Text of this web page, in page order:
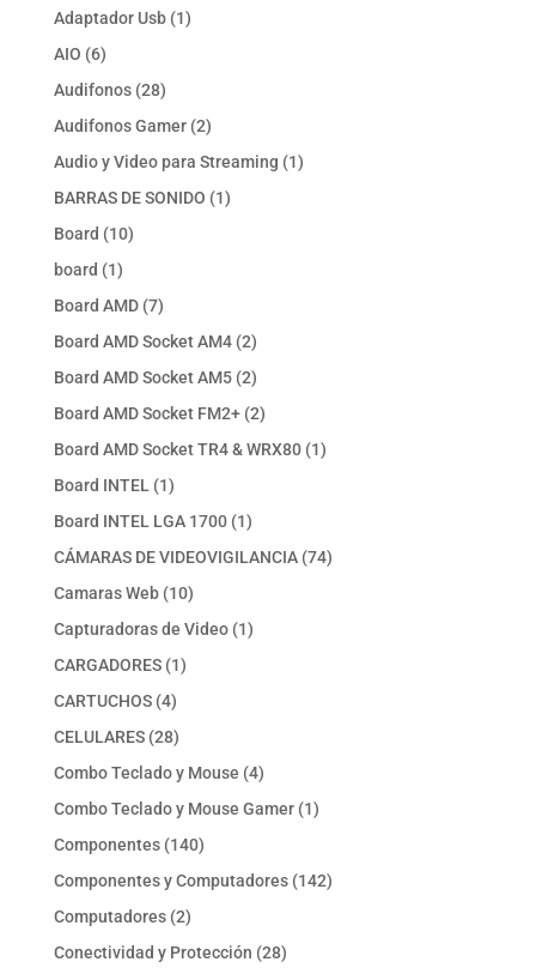
Adaptador Usb 11
AIO 66
productos
Audifonos 2828
productos
Audifonos Gamer 22
productos
Audio y Video para Streaming 11
BARRAS DE SONIDO 11
Board 1010
board 11
producto
Board AMD 77
productos
Board AMD Socket AM4 22
productos
Board AMD Socket AM5 22
productos
Board AMD Socket FM2+ 22
productos
Board AMD Socket TR4 & WRX80 11
Board INTEL 11
producto
Board INTEL LGA 1700 11
producto
CÁMARAS DE VIDEOVIGILANCIA 7474
Camaras Web 1010
productos
Capturadoras de Video 11
CARGADORES 11
CARTUCHOS 44
productos
CELULARES 2828
productos
Combo Teclado y Mouse 44
productos
Combo Teclado y Mouse Gamer 11
Componentes 140140
productos
Componentes y Computadores 142142
Computadores 22
productos
Conectividad y Protección 2828